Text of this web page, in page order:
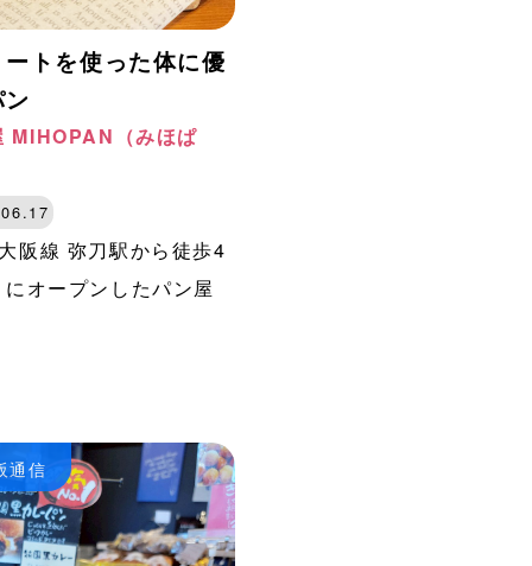
トを使った体に優
MIHOPAN（みほぱ
阪線 弥刀駅から徒歩4
オープンしたパン屋
通信